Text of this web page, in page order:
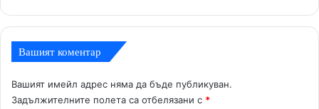
Вашият коментар
Вашият имейл адрес няма да бъде публикуван.
Задължителните полета са отбелязани с *